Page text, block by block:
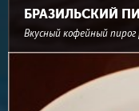
БРАЗИЛЬСКИЙ
Вкусный кофейный